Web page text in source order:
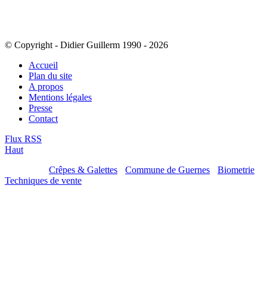
© Copyright - Didier Guillerm 1990 - 2026
Accueil
Plan du site
A propos
Mentions légales
Presse
Contact
Flux RSS
Haut
Crêpes & Galettes Commune de Guernes Biometrie
Techniques de vente